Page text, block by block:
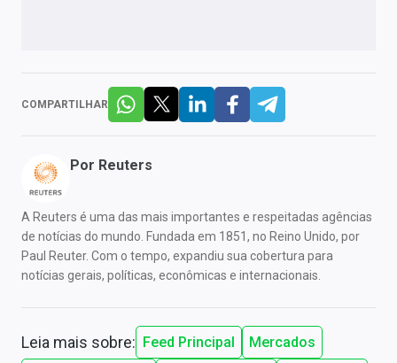
COMPARTILHAR
Por Reuters
A Reuters é uma das mais importantes e respeitadas agências
de notícias do mundo. Fundada em 1851, no Reino Unido, por
Paul Reuter. Com o tempo, expandiu sua cobertura para
notícias gerais, políticas, econômicas e internacionais.
Leia mais sobre: Feed Principal
Mercados